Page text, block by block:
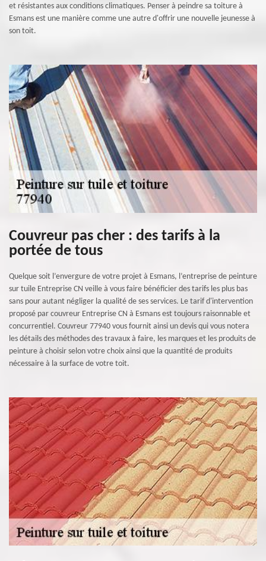
et résistantes aux conditions climatiques. Penser à peindre sa toiture à
Esmans est une manière comme une autre d'offrir une nouvelle jeunesse à
son toit.
Couvreur pas cher : des tarifs à la
portée de tous
Quelque soit l’envergure de votre projet à Esmans, l’entreprise de peinture
sur tuile Entreprise CN veille à vous faire bénéficier des tarifs les plus bas
sans pour autant négliger la qualité de ses services. Le tarif d'intervention
proposé par couvreur Entreprise CN à Esmans est toujours raisonnable et
concurrentiel. Couvreur 77940 vous fournit ainsi un devis qui vous notera
les détails des méthodes des travaux à faire, les marques et les produits de
peinture à choisir selon votre choix ainsi que la quantité de produits
nécessaire à la surface de votre toit.